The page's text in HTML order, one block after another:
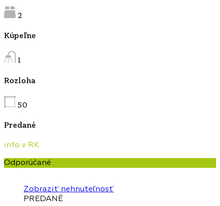
2
Kúpeľne
1
Rozloha
50
Predané
info v RK
Odporúčané
Zobraziť nehnuteľnosť
PREDANÉ